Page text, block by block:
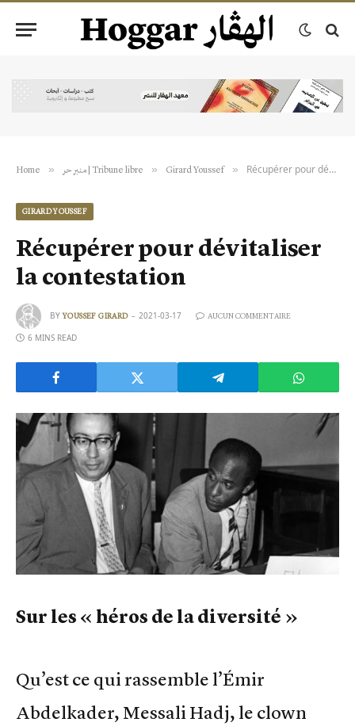
Home » منبر حر | Tribune libre » Girard Youssef » Récupérer pour dévitaliser la contestation
GIRARD YOUSSEF
Récupérer pour dévitaliser
la contestation
BY YOUSSEF GIRARD 2021-03-17 AUCUN COMMENTAIRE
6 MINS READ
Sur les « héros de la diversité »
Qu’est ce qui rassemble l’Émir
Abdelkader, Messali Hadj, le clown